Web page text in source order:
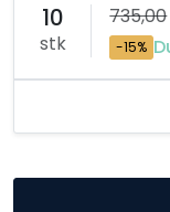
10
stk
735,00
-15%